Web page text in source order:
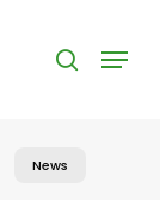
search
Menu
News